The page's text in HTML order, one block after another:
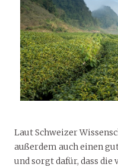
Laut Schweizer
außerdem auch einen
und sorgt dafür, dass die